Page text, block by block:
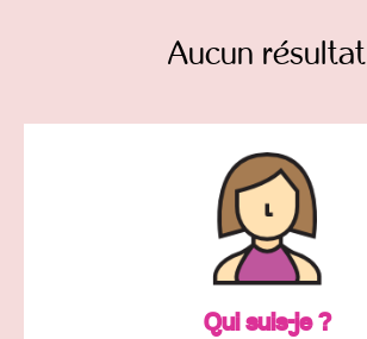
Aucun résultat
Qui suis-je ?